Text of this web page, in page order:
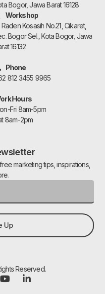
Bogor, Jawa Barat 16128
Workshop
Raden Kosasih No.21, Cikaret,
Bogor Sel., Kota Bogor, Jawa
16132
Phone
812 3455 9965
Hours
Fri 8am-5pm
8am-2pm
marketing tips, inspirations,
Up
Reserved.